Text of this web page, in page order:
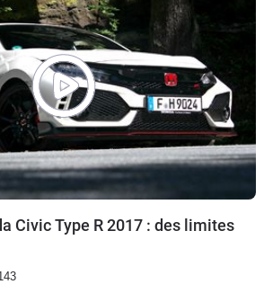
Civic Type R 2017 : des limites